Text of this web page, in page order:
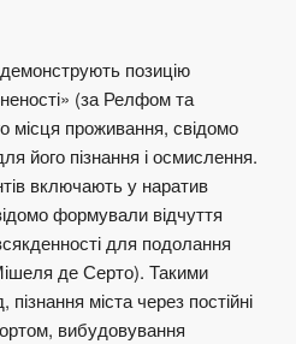
позицію
(за Релфом та
місця проживання, свідомо
його пізнання і осмислення.
включають у наратив
формували відчуття
для подолання
де Серто). Такими
міста через постійні
вибудовування